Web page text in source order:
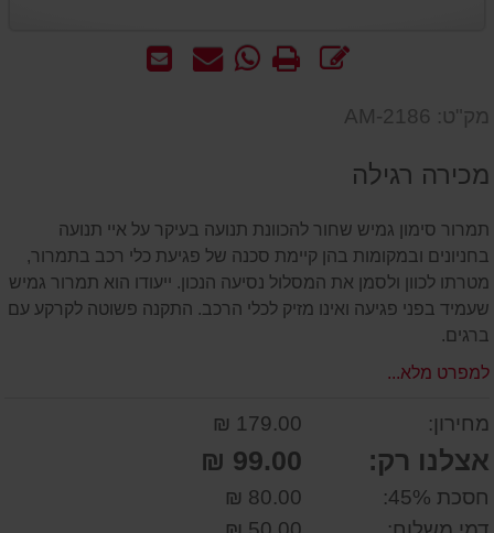
שלח
שאל WhatsApp
הדפס
מק"ט: AM-2186
מכירה רגילה
תמרור סימון גמיש שחור להכוונת תנועה בעיקר על איי תנועה
בחניונים ובמקומות בהן קיימת סכנה של פגיעת כלי רכב בתמרור,
מטרתו לכוון ולסמן את המסלול נסיעה הנכון. ייעודו הוא תמרור גמיש
שעמיד בפני פגיעה ואינו מזיק לכלי הרכב. התקנה פשוטה לקרקע עם
ברגים.
למפרט מלא...
מחירון: 179.00 ₪
אצלנו רק: 99.00 ₪
חסכת 45%:
80.00 ₪